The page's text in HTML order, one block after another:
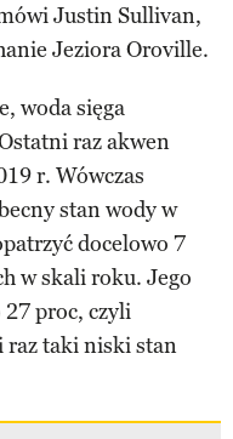
Justin Sullivan,
Jeziora Oroville.
woda sięga
raz akwen
r. Wówczas
stan wody w
docelowo 7
w skali roku. Jego
27 proc, czyli
raz taki niski stan